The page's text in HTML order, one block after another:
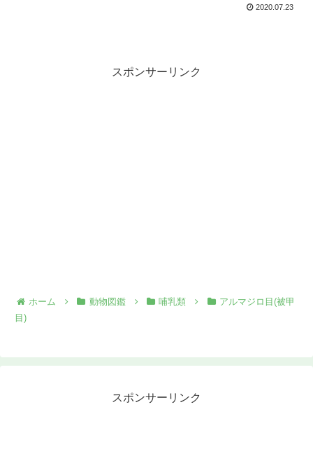
2020.07.23
スポンサーリンク
ホーム 動物図鑑 哺乳類
アルマジロ目(被甲
目)
スポンサーリンク